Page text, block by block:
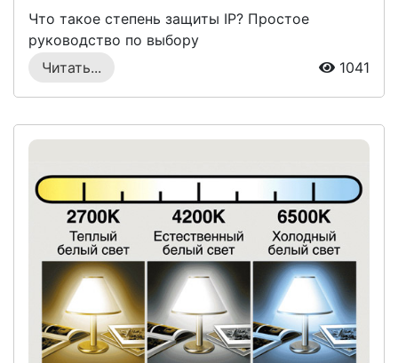
выбрать?
Что такое степень защиты IP? Простое
руководство по выбору
светильникаВведение:Выбирая ...
Читать... 1041